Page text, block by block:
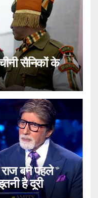
सैनिकों के
बने पहले
है दूरी